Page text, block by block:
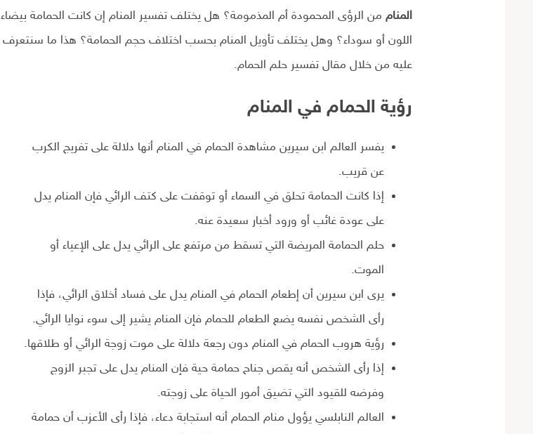
المناممن الرؤى المحمودة أم المذمومة؟ هل يختلف تفسير المنام إن كانت الحمامة بيضاء
اللون أو سوداء؟ وهل يختلف تأويل المنام بحسب اختلاف حجم الحمامة؟ هذا ما سنتعرف
عليه من خلال مقال تفسير حلم الحمام.
رؤية الحمام في المنام
يفسر العالم ابن سيرين مشاهدة الحمام في المنام أنها دلالة على تفريج الكرب
عن قريب.
إذا كانت الحمامة تحلق في السماء أو توقفت على كتف الرائي فإن المنام يدل
على عودة غائب أو ورود أخبار سعيدة عنه.
حلم الحمامة المريضة التي تسقط من مرتفع على الرائي يدل على الإعياء أو
الموت.
يرى ابن سيرين أن إطعام الحمام في المنام يدل على فساد أخلاق الرائي، فإذا
رأى الشخص نفسه يضع الطعام للحمام فإن المنام يشير إلى سوء نوايا الرائي.
رؤية هروب الحمام في المنام دون رجعة دلالة على موت زوجة الرائي أو طلاقها.
إذا رأى الشخص أنه يقص جناح حمامة حية فإن المنام يدل على تجبر الزوج
وفرضه للقيود التي تضيق أمور الحياة على زوجته.
العالم النابلسي يؤول منام الحمام أنه استجابة دعاء، فإذا رأى الأعزب أن حمامة